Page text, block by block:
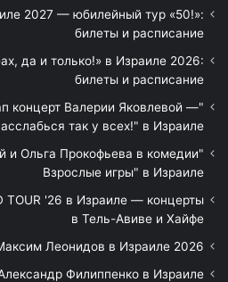
2027 — юбилейный тур «50!»:
билеты и расписание
да и только!» в Израиле 2026:
билеты и расписание
концерт Валерии Яковлевой —
так у всех!" в Израиле
и Ольга Прокофьева в комедии
Взрослые игры" в Израиле
TOUR '26 в Израиле — концерты
в Тель-Авиве и Хайфе
Леонидов в Израиле 2026
Филиппенко в Израиле